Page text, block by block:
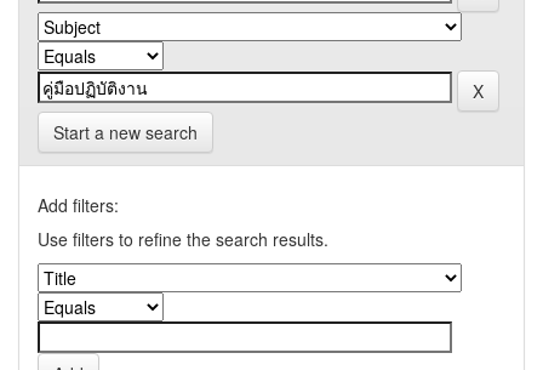
Start a new search
Add filters:
Use filters to refine the search results.